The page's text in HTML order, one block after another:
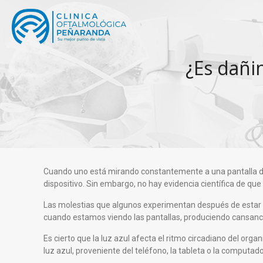
¿Es
Cuando uno está mirando constantemente a una pantalla
dispositivo. Sin embargo, no hay evidencia científica de
Las molestias que algunos experimentan después de
cuando estamos viendo las pantallas, produciendo
Es cierto que la luz azul afecta el ritmo circadiano del
luz azul, proveniente del teléfono, la tableta o la